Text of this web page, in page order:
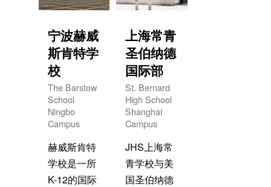
宁波赫威
斯肯特学
校
The Barstow
School
Ningbo
Campus
赫威斯肯特
学校是一所
K-12的国际
上海常青
圣伯纳德
国际部
St. Bernard
High School
Shanghai
Campus
JHS上海常
青学校与美
国圣伯纳德